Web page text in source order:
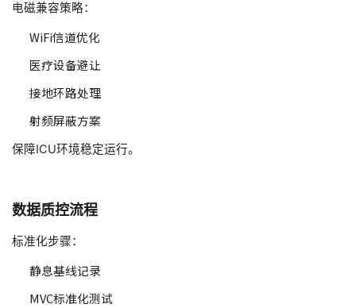
电磁兼容策略：
WiFi信道优化
医疗设备避让
接地环路处理
射频屏蔽方案
保障ICU环境稳定运行。
数据质控流程
标准化步骤：
静息基线记录
MVC标准化测试